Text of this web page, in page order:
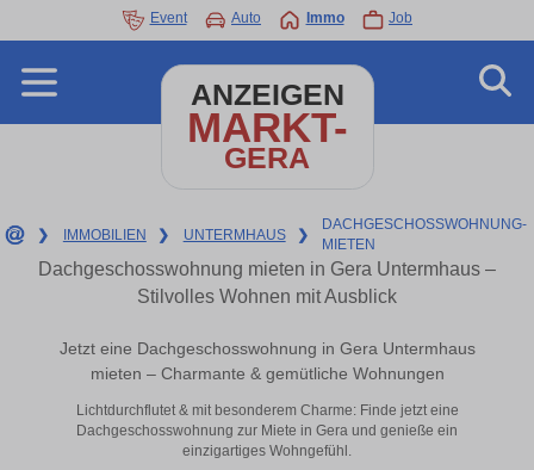
Event Auto Immo Job
ANZEIGEN
MARKT-
GERA
❯ IMMOBILIEN ❯ UNTERMHAUS ❯
DACHGESCHOSSWOHNUNG-
MIETEN
Dachgeschosswohnung mieten in Gera Untermhaus –
Stilvolles Wohnen mit Ausblick
Jetzt eine Dachgeschosswohnung in Gera Untermhaus
mieten – Charmante & gemütliche Wohnungen
Lichtdurchflutet & mit besonderem Charme: Finde jetzt eine
Dachgeschosswohnung zur Miete in Gera und genieße ein
einzigartiges Wohngefühl.